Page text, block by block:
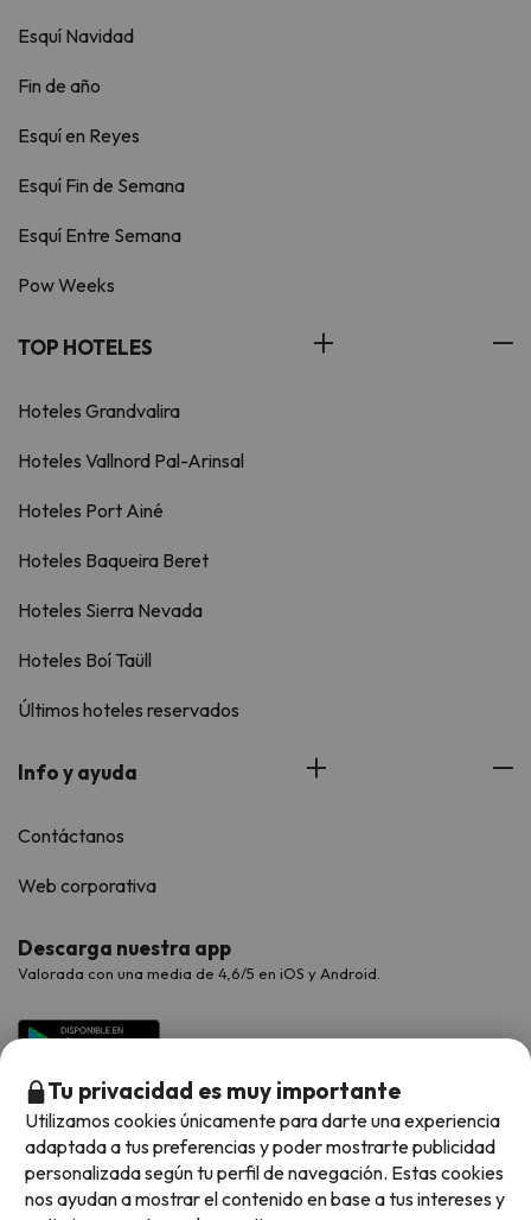
Esquí Navidad
Fin de año
Esquí en Reyes
Esquí Fin de Semana
Esquí Entre Semana
Pow Weeks
TOP HOTELES
Hoteles Grandvalira
Hoteles Vallnord Pal-Arinsal
Hoteles Port Ainé
Hoteles Baqueira Beret
Hoteles Sierra Nevada
Hoteles Boí Taüll
Últimos hoteles reservados
Info y ayuda
Contáctanos
Web corporativa
Descarga nuestra app
Valorada con una media de 4,6/5 en iOS y Android.
Tu privacidad es muy importante
Utilizamos cookies únicamente para darte una experiencia
adaptada a tus preferencias y poder mostrarte publicidad
personalizada según tu perfil de navegación. Estas cookies
nos ayudan a mostrar el contenido en base a tus intereses y